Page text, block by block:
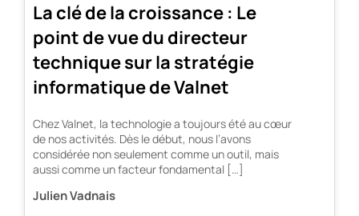
La clé de la croissance : Le
point de vue du directeur
technique sur la stratégie
informatique de Valnet
Chez Valnet, la technologie a toujours été au cœur
de nos activités. Dès le début, nous l’avons
considérée non seulement comme un outil, mais
aussi comme un facteur fondamental […]
Julien Vadnais